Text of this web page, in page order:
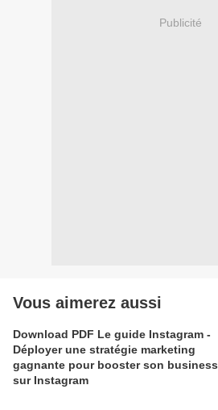
Publicité
Vous aimerez aussi
Download PDF Le guide Instagram -
Déployer une stratégie marketing
gagnante pour booster son business
sur Instagram